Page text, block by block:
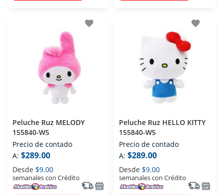
favorite
Peluche Ruz MELODY
155840-W5
Precio de contado
A: $289.00
Desde $9.00
semanales con Crédito
favorite
Peluche Ruz HELLO KITTY
155840-W5
Precio de contado
A: $289.00
Desde $9.00
semanales con Crédito